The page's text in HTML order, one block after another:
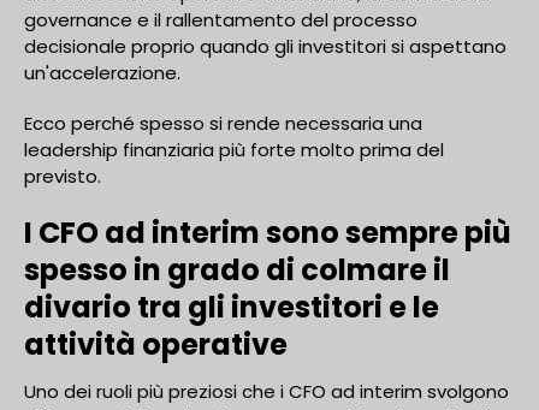
governance e il rallentamento del processo
decisionale proprio quando gli investitori si aspettano
un'accelerazione.
Ecco perché spesso si rende necessaria una
leadership finanziaria più forte molto prima del
previsto.
I CFO ad interim sono sempre più
spesso in grado di colmare il
divario tra gli investitori e le
attività operative
Uno dei ruoli più preziosi che i CFO ad interim svolgono